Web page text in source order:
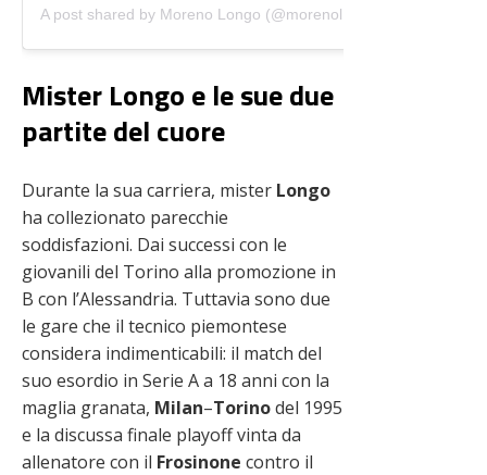
Mister Longo e le sue due
partite del cuore
Durante la sua carriera, mister Longo
ha collezionato parecchie
soddisfazioni. Dai successi con le
giovanili del Torino alla promozione in
B con l’Alessandria. Tuttavia sono due
le gare che il tecnico piemontese
considera indimenticabili: il match del
suo esordio in Serie A a 18 anni con la
maglia granata, Milan–Torinodel 1995
e la discussa finale playoff vinta da
allenatore con il Frosinone contro il